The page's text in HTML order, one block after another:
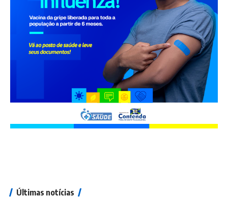
Últimas notícias